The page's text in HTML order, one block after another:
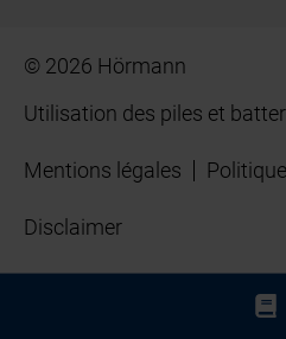
© 2026 Hörmann
Utilisation des piles et
Mentions légales
Disclaimer